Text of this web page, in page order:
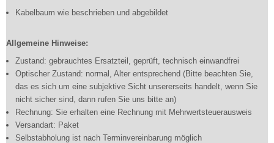
Kabelbaum wie beschrieben und abgebildet
Allgemeine Hinweise:
Zustand: gebrauchtes Ersatzteil, geprüft, technisch einwandfrei
Optischer Zustand: normal, Alter entsprechend (Bitte beachten Sie,
das es sich um eine subjektive Sicht unsererseits handelt, wenn Sie
nicht sicher sind, dann rufen Sie uns bitte an)
Rechnung: Sie erhalten eine Rechnung mit Mehrwertsteuerausweis
Versandart: Paket
Selbstabholung ist nach Terminvereinbarung möglich